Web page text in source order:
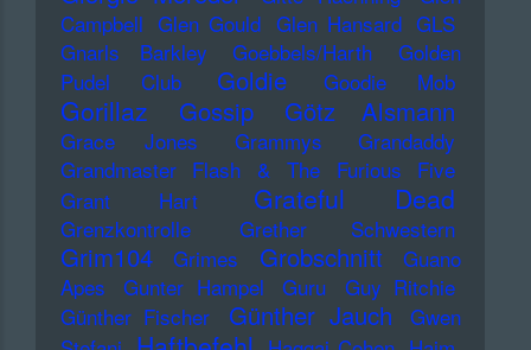
Campbell Glen Gould Glen Hansard GLS
Gnarls Barkley
Goebbels/Harth
Golden
Pudel Club
Goldie Goodie Mob
Gorillaz Gossip Götz Alsmann
Grace Jones Grammys
Grandaddy
Grandmaster Flash & The Furious Five
Grant Hart
Grateful Dead
Grenzkontrolle Grether Schwestern
Grim104 Grimes Grobschnitt
Guano
Apes
Gunter Hampel Guru
Guy Ritchie
Günther Fischer
Günther Jauch
Gwen